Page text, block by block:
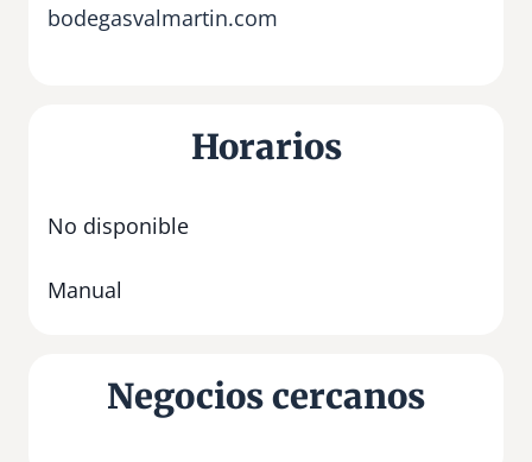
bodegasvalmartin.com
Horarios
No disponible
Manual
Negocios cercanos